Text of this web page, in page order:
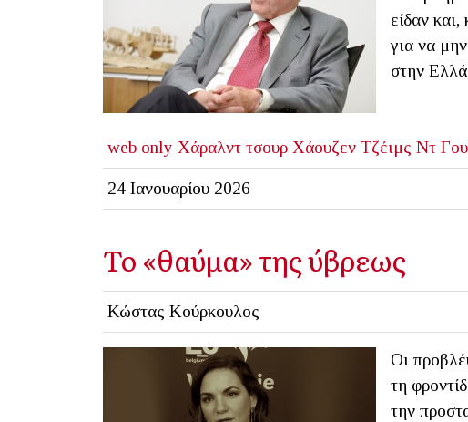
είδαν
για να
στην
web only Χάραλντ τσουρ Χάουζεν Τζέιμς Ντ
24 Ιανουαρίου 2026
Το «θαύμα» της ύβρεως
Κώστας Κούρκουλος
Οι
τη
την